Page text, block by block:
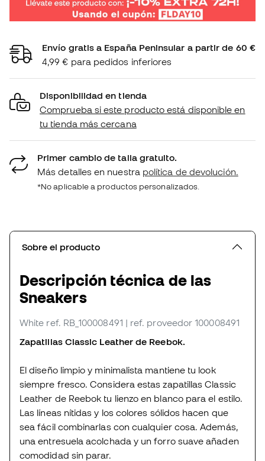
Envío gratis a España Peninsular a partir de 60 €
4,99 € para pedidos inferiores
Disponibilidad en tienda
Comprueba si este producto está disponible en
tu tienda más cercana
Primer cambio de talla gratuito.
Más detalles en nuestra política de devolución.
*No aplicable a productos personalizados.
Sobre el producto
Descripción técnica de las
Sneakers
White ref. RB_100008491 | ref. proveedor 100008491
Zapatillas Classic Leather de Reebok.
El diseño limpio y minimalista mantiene tu look
siempre fresco. Considera estas zapatillas Classic
Leather de Reebok tu lienzo en blanco para el estilo.
Las líneas nítidas y los colores sólidos hacen que
sea fácil combinarlas con cualquier cosa. Además,
una entresuela acolchada y un forro suave añaden
comodidad sin parar.